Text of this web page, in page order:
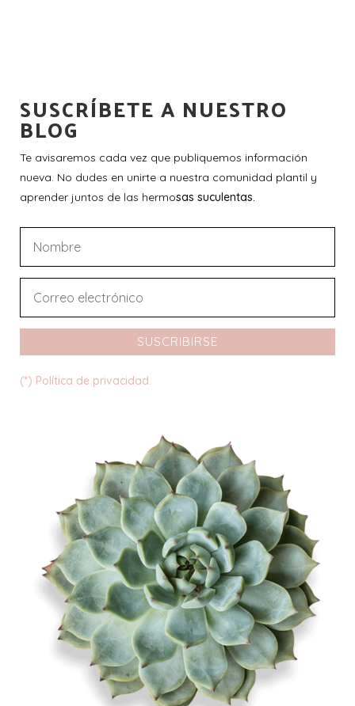
SUSCRÍBETE A NUESTRO
BLOG
Te avisaremos cada vez que publiquemos información
nueva. No dudes en unirte a nuestra comunidad plantil y
aprender juntos de las hermosas suculentas.
SUSCRIBIRSE
(*) Política de privacidad.